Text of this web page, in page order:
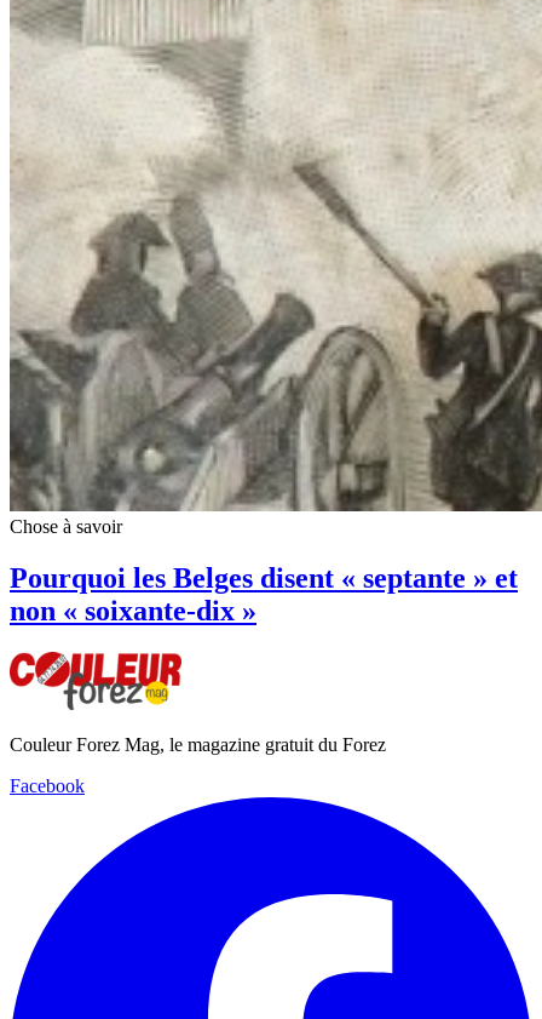
Chose à savoir
Pourquoi les Belges disent « septante » et
non « soixante-dix »
Couleur Forez Mag, le magazine gratuit du Forez
Facebook